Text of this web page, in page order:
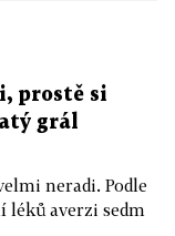
prostě si
grál
neradi. Podle
léků averzi sedm